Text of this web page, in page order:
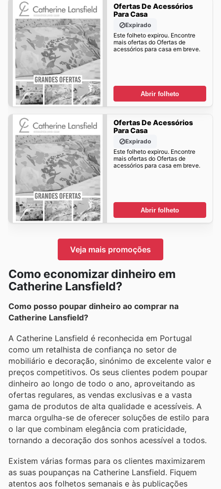
Ofertas De Acessórios
Para Casa
Expirado
Este folheto expirou. Encontre
mais ofertas do Ofertas de
acessórios para casa em breve.
Abrir folheto
Ofertas De Acessórios
Para Casa
Expirado
Este folheto expirou. Encontre
mais ofertas do Ofertas de
acessórios para casa em breve.
Abrir folheto
Veja mais promoções
Como economizar dinheiro em
Catherine Lansfield?
Como posso poupar dinheiro ao comprar na
Catherine Lansfield?
A Catherine Lansfield é reconhecida em Portugal
como um retalhista de confiança no setor de
mobiliário e decoração, sinónimo de excelente valor e
preços competitivos. Os seus clientes podem poupar
dinheiro ao longo de todo o ano, aproveitando as
ofertas regulares, as vendas exclusivas e a vasta
gama de produtos de alta qualidade e acessíveis. A
marca orgulha-se de oferecer soluções de estilo para
o lar que combinam elegância com praticidade,
tornando a decoração dos sonhos acessível a todos.
Existem várias formas para os clientes maximizarem
as suas poupanças na Catherine Lansfield. Fiquem
atentos aos folhetos semanais e às publicações